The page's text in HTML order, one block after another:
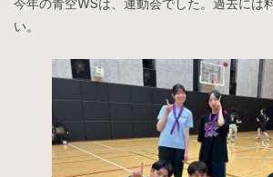
今年の青空WSは、運動会でした。過去には
い。